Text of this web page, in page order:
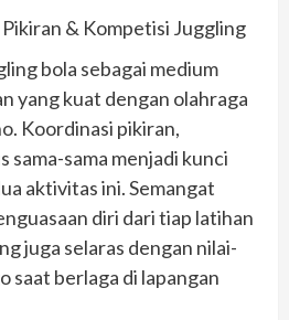
& Kompetisi Juggling
bola sebagai medium
yang kuat dengan olahraga
Koordinasi pikiran,
sama-sama menjadi kunci
aktivitas ini. Semangat
diri dari tiap latihan
juga selaras dengan nilai-
saat berlaga di lapangan